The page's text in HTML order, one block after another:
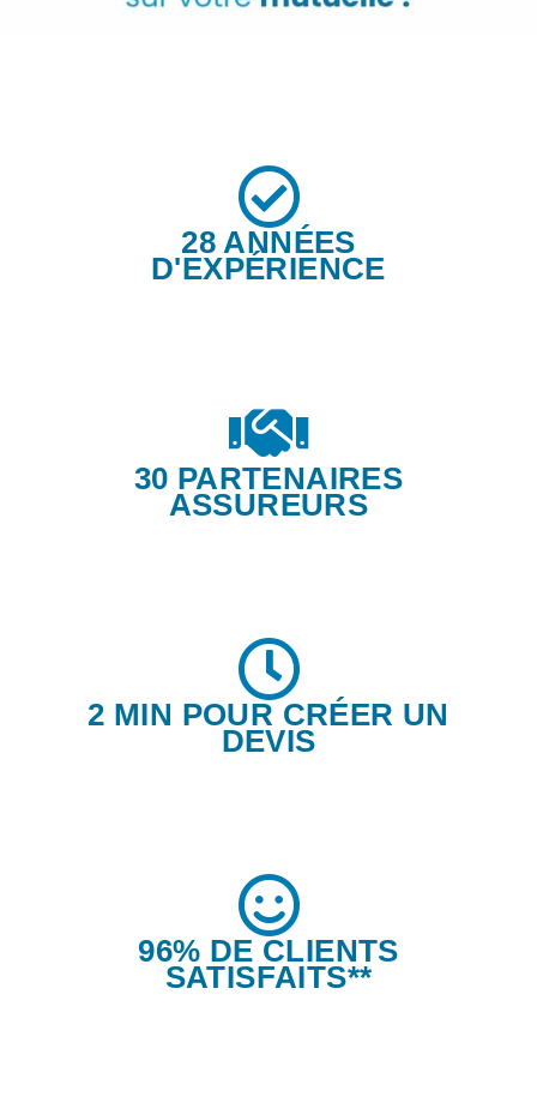
28 ANNÉES
D'EXPÉRIENCE
30 PARTENAIRES
ASSUREURS
2 MIN POUR CRÉER UN
DEVIS
96% DE CLIENTS
SATISFAITS**